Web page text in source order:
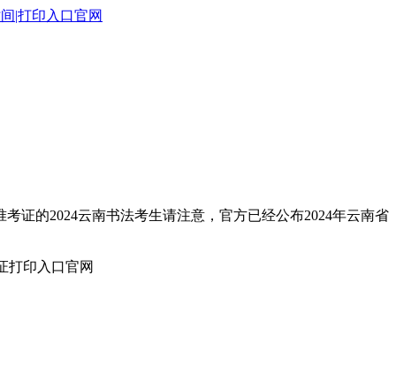
|打印入口官网
证的2024云南书法考生请注意，官方已经公布2024年云南省